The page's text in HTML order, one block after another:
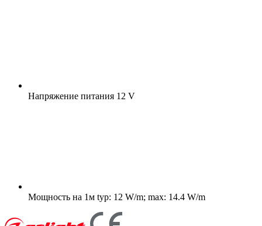
Напряжение питания 12 V
Мощность на 1м typ: 12 W/m; max: 14.4 W/m